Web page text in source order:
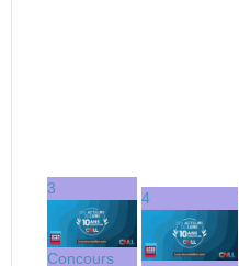
3
Concours
4